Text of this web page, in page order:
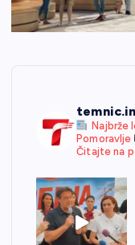
Najbrže
Pomoravlje
Čitajte na